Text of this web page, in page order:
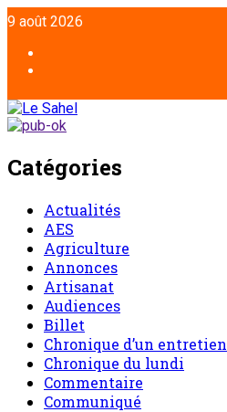
Aller
au
contenu
9 août 2026
Catégories
Actualités
AES
Agriculture
Annonces
Artisanat
Audiences
Billet
Chronique d’un entretien
Chronique du lundi
Commentaire
Communiqué